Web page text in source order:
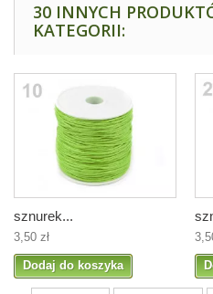
30 INNYCH
KATEGORII:
sznurek...
3,50 zł
Dodaj do koszyka